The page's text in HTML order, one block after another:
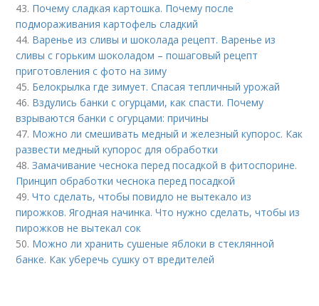
43. Почему сладкая картошка. Почему после
подмораживания картофель сладкий
44. Варенье из сливы и шоколада рецепт. Варенье из
сливы с горьким шоколадом – пошаговый рецепт
приготовления с фото на зиму
45. Белокрылка где зимует. Спасая тепличный урожай
46. Вздулись банки с огурцами, как спасти. Почему
взрываются банки с огурцами: причины
47. Можно ли смешивать медный и железный купорос. Как
развести медный купорос для обработки
48.Замачивание чеснока перед посадкой в фитоспорине.
Принцип обработки чеснока перед посадкой
49.Что сделать, чтобы повидло не вытекало из
пирожков. Ягодная начинка. Что нужно сделать, чтобы из
пирожков не вытекал сок
50. Можно ли хранить сушеные яблоки в стеклянной
банке. Как уберечь сушку от вредителей